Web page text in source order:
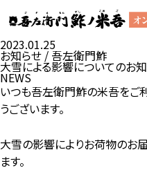
2023.01.25
お知らせ / 吾左衛門鮓
大雪による影響についてのお
NEWS
いつも吾左衛門鮓の米吾をご
うございます。
大雪の影響によりお荷物のお
ます。